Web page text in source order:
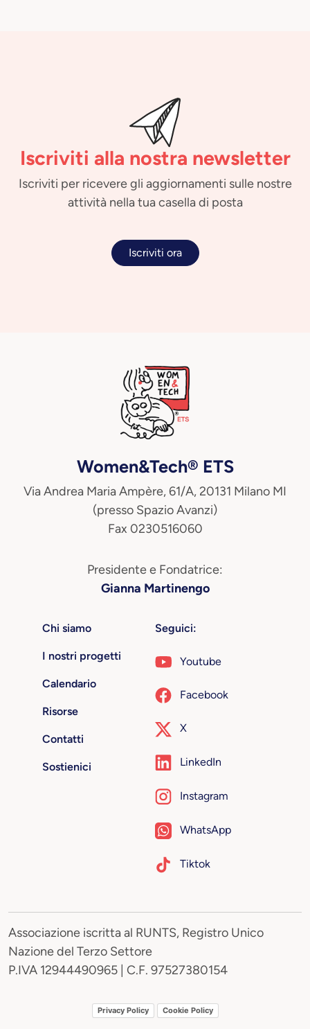
Iscriviti alla nostra newsletter
Iscriviti per ricevere gli aggiornamenti sulle nostre
attività nella tua casella di posta
Iscriviti ora
Women&Tech® ETS
Via Andrea Maria Ampère, 61/A, 20131 Milano MI
(presso Spazio Avanzi)
Fax 0230516060
Presidente e Fondatrice:
Gianna Martinengo
Chi siamo
I nostri progetti
Calendario
Risorse
Contatti
Sostienici
Seguici:
Youtube
Facebook
X
LinkedIn
Instagram
WhatsApp
Tiktok
Associazione iscritta al RUNTS, Registro Unico
Nazione del Terzo Settore
P.IVA 12944490965 | C.F. 97527380154
Privacy Policy Cookie Policy